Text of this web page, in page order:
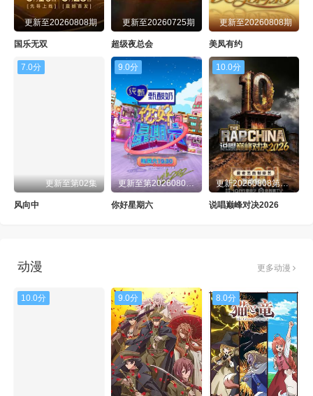
更新至20260808期
国乐无双
更新至20260725期
超级夜总会
更新至20260808期
美凤有约
7.0分
更新至第02集
风向中
9.0分
更新至第20260808期
你好星期六
10.0分
更新20260808第7期上
说唱巅峰对决2026
动漫 更多动漫
10.0分 9.0分 8.0分